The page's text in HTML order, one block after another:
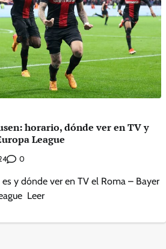
horario, dónde ver en TV y
League
0
y dónde ver en TV el Roma – Bayer
Leer